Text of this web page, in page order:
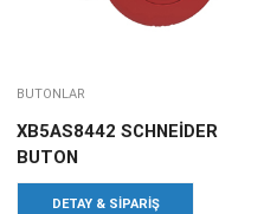
BUTONLAR
XB5AS8442 SCHNEİDER
BUTON
DETAY & SIPARIŞ